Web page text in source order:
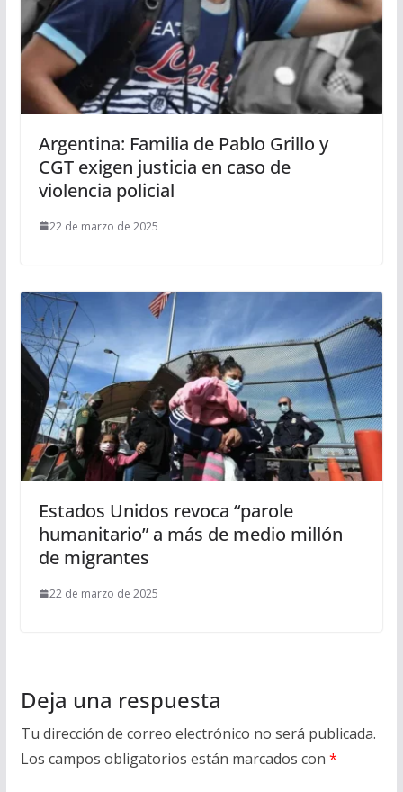
Argentina: Familia de Pablo Grillo y
CGT exigen justicia en caso de
violencia policial
22 de marzo de 2025
Estados Unidos revoca “parole
humanitario” a más de medio millón
de migrantes
22 de marzo de 2025
Deja una respuesta
Tu dirección de correo electrónico no será publicada.
Los campos obligatorios están marcados con *